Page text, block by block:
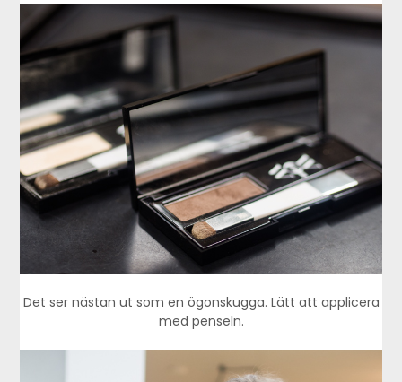
Det ser nästan ut som en ögonskugga. Lätt att applicera
med penseln.